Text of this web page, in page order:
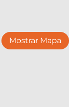
Mostrar Mapa